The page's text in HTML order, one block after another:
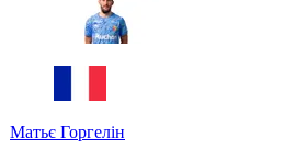
Матьє Горгелін